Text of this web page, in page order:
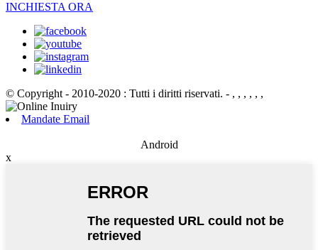
INCHIESTA ORA
© Copyright - 2010-2020 : Tutti i diritti riservati. - , , , , , ,
Mandate Email
Android
x